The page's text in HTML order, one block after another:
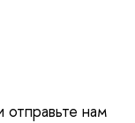
нам